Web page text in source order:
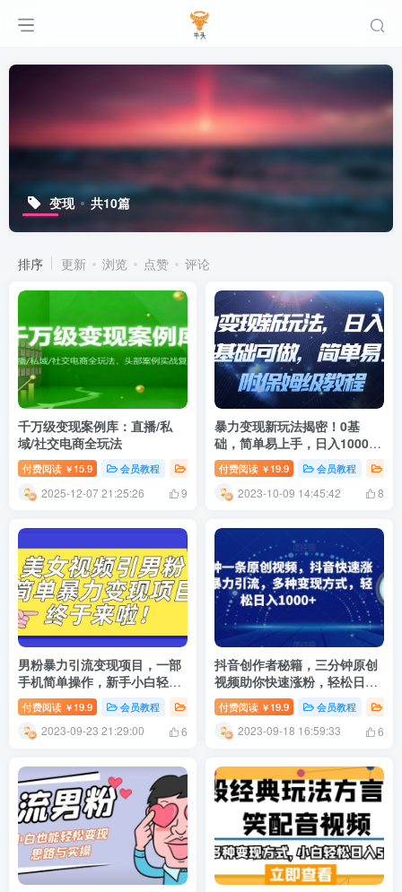
变现 共10篇
排序 更新 浏览 点赞 评论
千万级变现案例库：直播/私
域/社交电商全玩法
付费阅读 ￥ 15.9 会员教程 新媒体运营
2025-12-07 21:25:26 9
暴力变现新玩法揭密！0基
础，简单易上手，日入1000
＋！附保姆级教程！
付费阅读 ￥ 19.9 会员教程
2023-10-09 14:45:42 8
男粉暴力引流变现项目，一部
手机简单操作，新手小白轻松
上手，每日收益500+【揭秘】
付费阅读 ￥ 19.9 会员教程 新媒体运营 精选推荐
2023-09-23 21:29:00 6
抖音创作者秘籍，三分钟原创
视频助你快速涨粉，轻松日入
1000+，揭秘暴力引流和多种
变现方式！
付费阅读 ￥ 19.9 会员教程
2023-09-18 16:59:33 6